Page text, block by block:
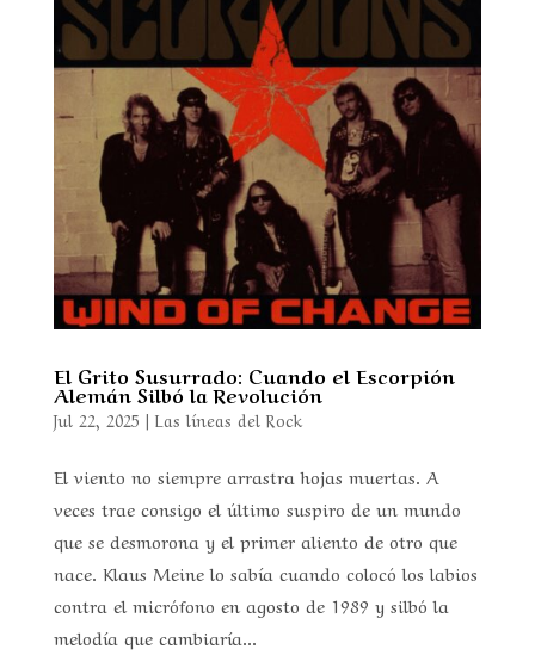
El Grito Susurrado: Cuando el Escorpión
Alemán Silbó la Revolución
Jul 22, 2025 | Las líneas del Rock
El viento no siempre arrastra hojas muertas. A
veces trae consigo el último suspiro de un mundo
que se desmorona y el primer aliento de otro que
nace. Klaus Meine lo sabía cuando colocó los labios
contra el micrófono en agosto de 1989 y silbó la
melodía que cambiaría...